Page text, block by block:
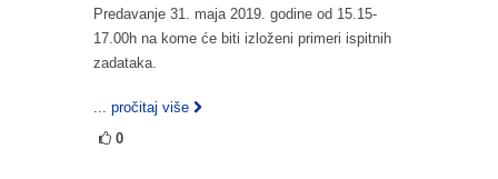
Predavanje 31. maja 2019. godine od 15.15-
17.00h na kome će biti izloženi primeri ispitnih
zadataka.
... pročitaj više
0